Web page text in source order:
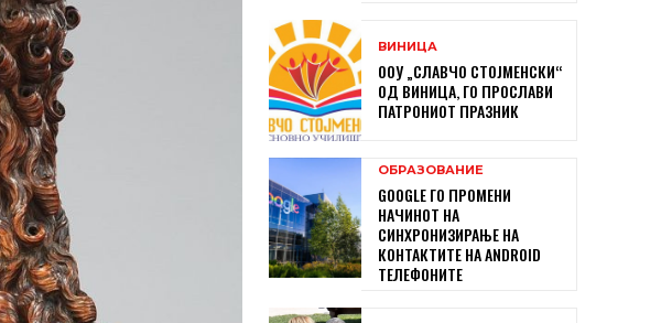
ВИНИЦА
ООУ „СЛАВЧО СТОЈМЕНСКИ“
ОД ВИНИЦА, ГО ПРОСЛАВИ
ПАТРОНИОТ ПРАЗНИК
ОБРАЗОВАНИЕ
GOOGLE ГО ПРОМЕНИ
НАЧИНОТ НА
СИНХРОНИЗИРАЊЕ НА
КОНТАКТИТЕ НА ANDROID
ТЕЛЕФОНИТЕ